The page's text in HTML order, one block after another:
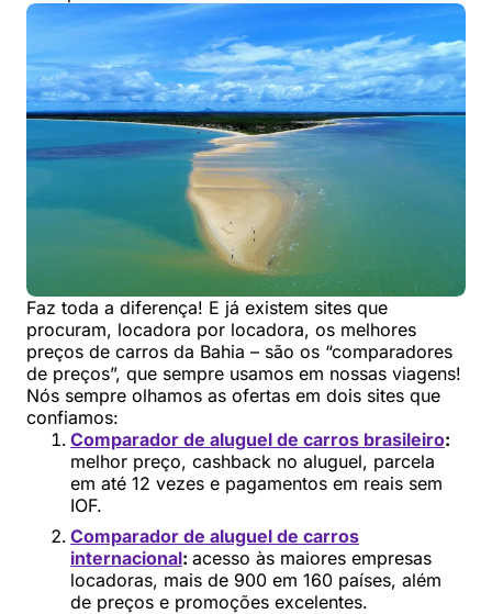
Faz toda a diferença! E já existem sites que
procuram, locadora por locadora, os melhores
preços de carros da Bahia – são os “comparadores
de preços”, que sempre usamos em nossas viagens!
Nós sempre olhamos as ofertas em dois sites que
confiamos:
Comparador de aluguel de carros brasileiro:
melhor preço, cashback no aluguel, parcela
em até 12 vezes e pagamentos em reais sem
IOF.
Comparador de aluguel de carros
internacional: acesso às maiores empresas
locadoras, mais de 900 em 160 países, além
de preços e promoções excelentes.